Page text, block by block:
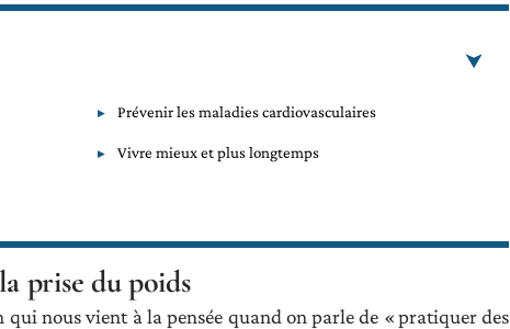
Prévenir les maladies cardiovasculaires
Vivre mieux et plus longtemps
prise du poids
qui nous vient à la pensée quand on parle de « pratiquer des